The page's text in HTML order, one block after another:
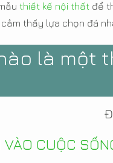
thiết kế nội thất để
thấy lựa chọn đá
hào là
VÀO CUỘC